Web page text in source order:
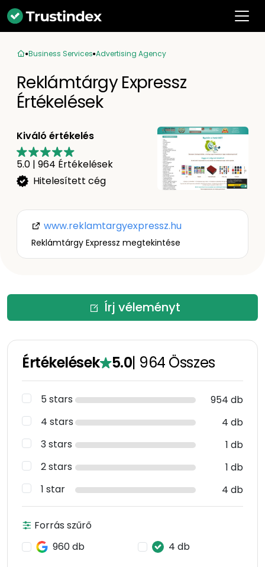
Business Services Advertising Agency
Reklámtárgy Expressz
Értékelések
Kiváló értékelés
5.0 | 964 Értékelések
Hitelesített cég
www.reklamtargyexpressz.hu
Reklámtárgy Expressz megtekintése
Írj véleményt
Értékelések 5.0| 964 Összes
5 stars
954 db
4 stars
4 db
3 stars
1 db
2 stars
1 db
1 star
4 db
Forrás szűrő
960 db
4 db